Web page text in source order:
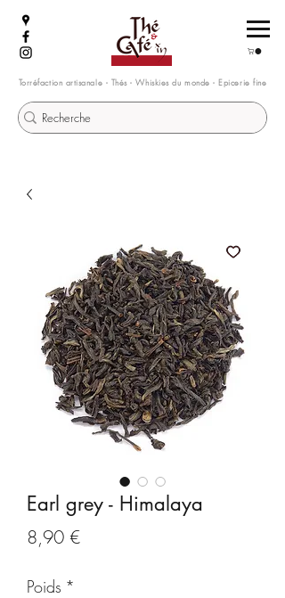
Torréfaction artisanale - Thés - Whiskies du monde - Epicerie fine
Earl grey - Himalaya
8,90 €Prix
Poids *